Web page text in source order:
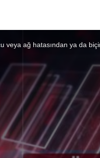
veya ağ hatasından ya da